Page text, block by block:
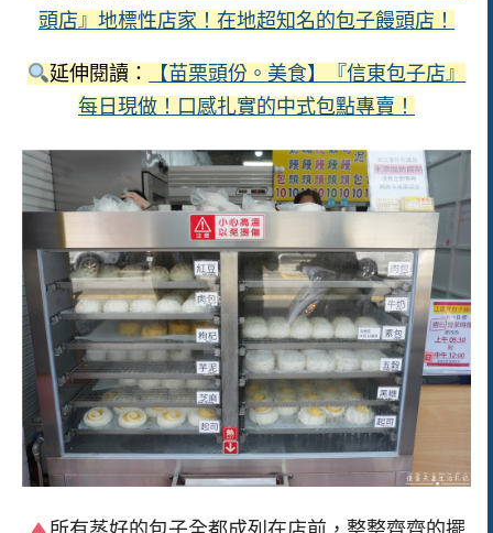
頭店』地標性店家！在地超知名的包子饅頭店！
延伸閱讀：
【苗栗頭份。美食】『信東包子店』
每日現做！口感扎實的中式包點專賣！